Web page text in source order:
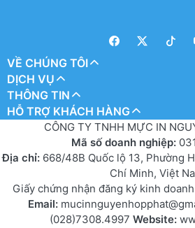
VỀ CHÚNG TÔI
DỊCH VỤ
THÔNG TIN
HỖ TRỢ KHÁCH HÀNG
CÔNG TY TNHH MỰC IN
Mã số doanh nghiệp:
Địa chỉ: 668/48B Quốc lộ 13, Phường
Chí Minh, Việt
Giấy chứng nhận đăng ký kinh
Email:
(028)7308.4997 Website: